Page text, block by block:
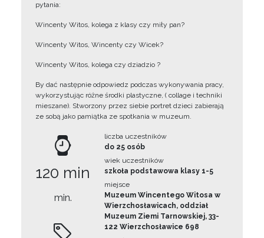
pytania:
Wincenty Witos, kolega z klasy czy miły pan?
Wincenty Witos, Wincenty czy Wicek?
Wincenty Witos, kolega czy dziadzio ?
By dać następnie odpowiedz podczas wykonywania pracy,
wykorzystując różne środki plastyczne, ( collage i techniki
mieszane). Stworzony przez siebie portret dzieci zabierają
ze sobą jako pamiątka ze spotkania w muzeum.
120 min
min.
liczba uczestników
do 25 osób
wiek uczestników
szkoła podstawowa klasy 1-5
miejsce
Muzeum Wincentego Witosa w
Wierzchosławicach, oddział
Muzeum Ziemi Tarnowskiej, 33-
122 Wierzchosławice 698